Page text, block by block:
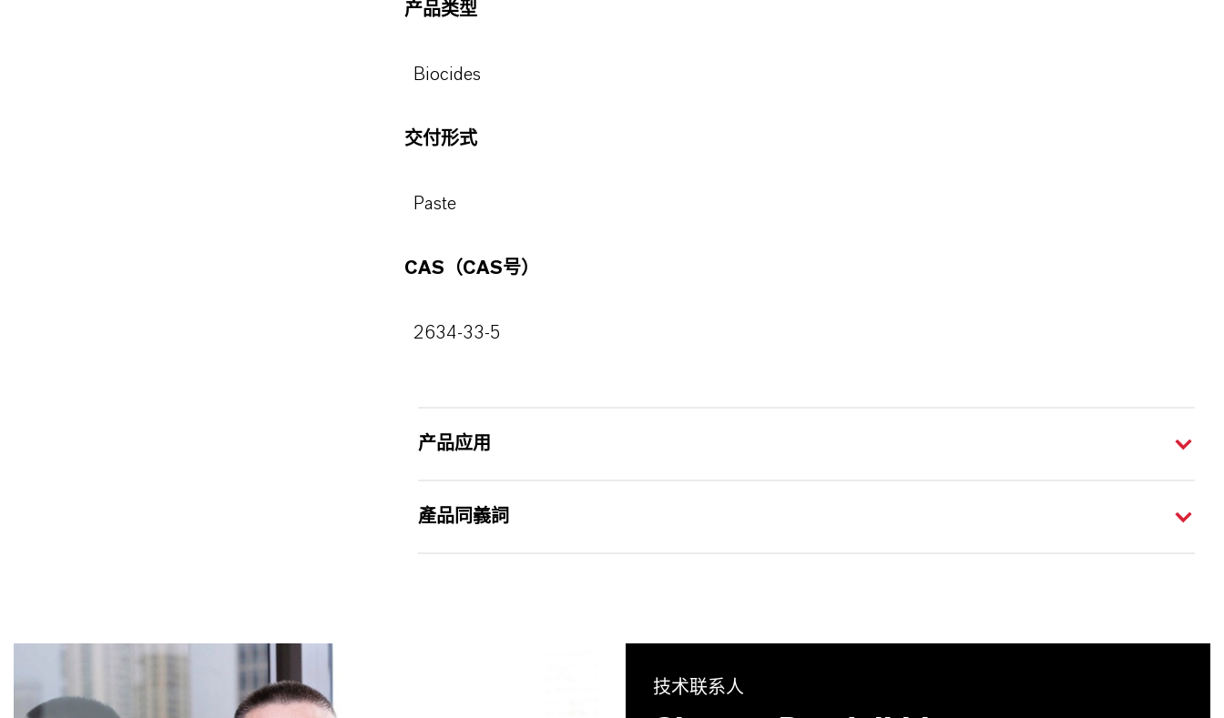
产品类型
Biocides
交付形式
Paste
CAS（CAS号）
2634-33-5
产品应用
產品同義詞
技术联系人